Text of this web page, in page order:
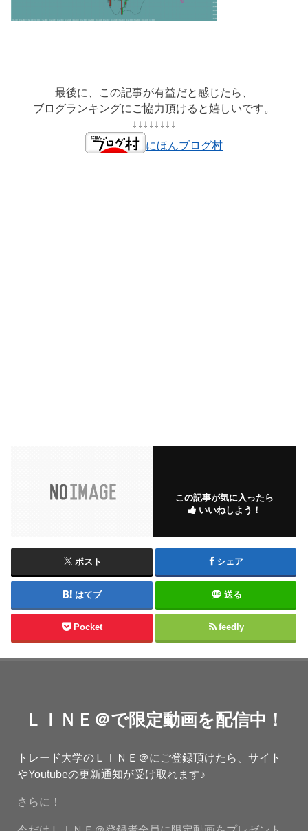
最後に、この記事が有益だと感じたら、
ブログランキングにご協力頂けると嬉しいです。
↓↓↓↓↓↓↓↓
にほんブログ村
この記事が気に入ったら
いいねしよう！
ポスト シェア
はてブ 送る
Pocket feedly
ＬＩＮＥ＠で限定動画を配信中！
トレード大学のＬＩＮＥ＠にご登録頂けたら、サイト
やYoutubeの更新通知が受け取れます♪
さらに！